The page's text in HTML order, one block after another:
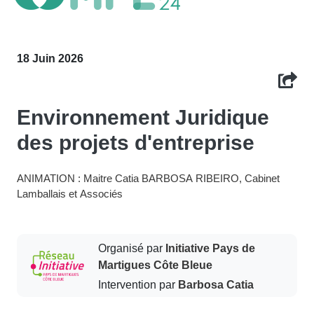
18 Juin 2026
Environnement Juridique
des projets d'entreprise
ANIMATION : Maitre Catia BARBOSA RIBEIRO, Cabinet
Lamballais et Associés
Organisé parInitiative Pays de
Martigues Côte Bleue
Intervention parBarbosa Catia